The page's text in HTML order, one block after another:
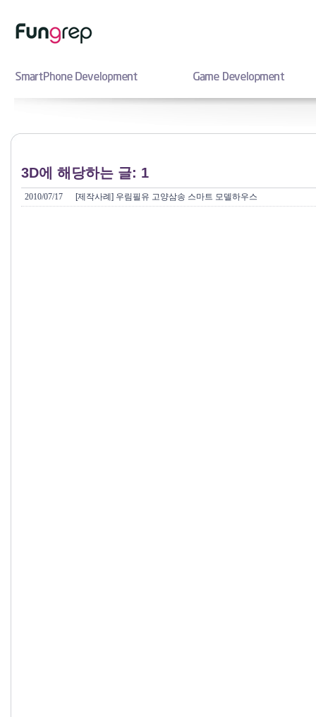
3D에 해당하는 글: 1
2010/07/17 [제작사례] 우림필유 고양삼송 스마트 모델하우스